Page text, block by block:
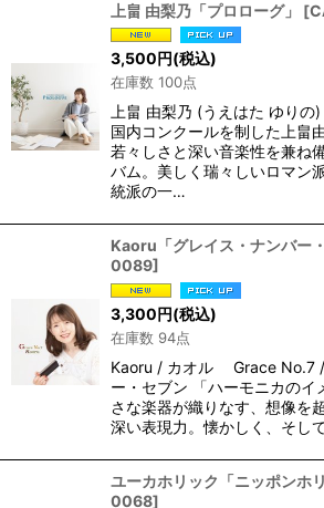
上畠 由梨乃「プロローグ」 [
3,500円(税込)
在庫数 100点
上畠 由梨乃 (うえはた ゆりの
国内コンクールを制した上畠
若々しさと深い音楽性を兼ね
バム。美しく瑞々しいロマン
統派の一…
Kaoru「グレイス・ナンバー
0089]
3,300円(税込)
在庫数 94点
Kaoru / カオル Grace No.7 /
ー・セブン 「ハーモニカのイ
さな楽器が織りなす、想像を
深い表現力。懐かしく、そし
ユーカホリック「ニッポンホ
0068]